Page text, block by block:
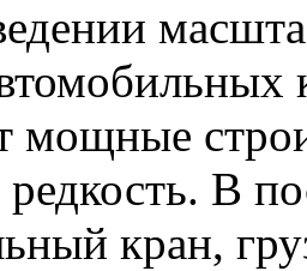
мощные
В
кран,